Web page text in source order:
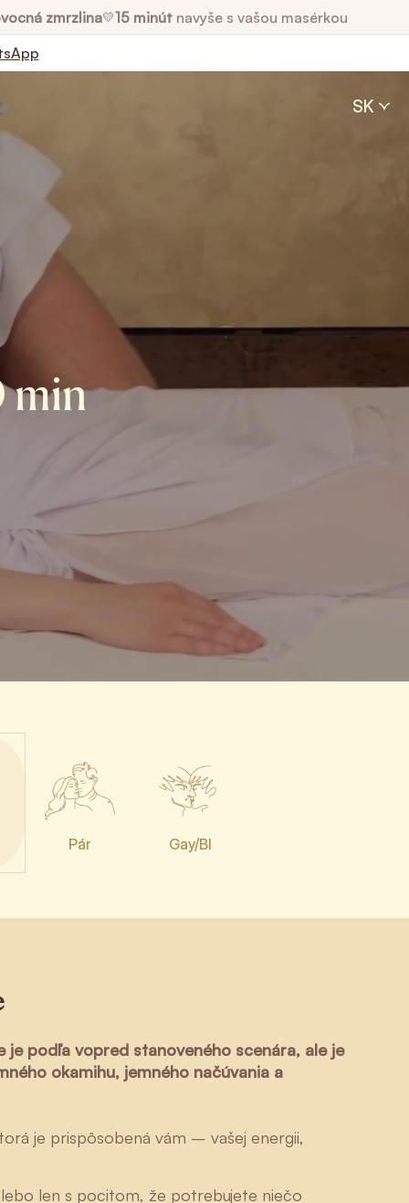
zmrzlina💛15 minút navyše s vašou masérkou
SK
min
Pár Gay/BI
je podľa vopred stanoveného scenára, ale je
okamihu, jemného načúvania a
je prispôsobená vám – vašej energii,
len s pocitom, že potrebujete niečo